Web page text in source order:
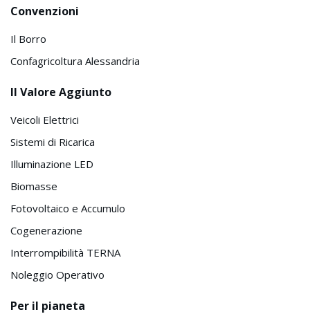
Convenzioni
Il Borro
Confagricoltura Alessandria
Il Valore Aggiunto
Veicoli Elettrici
Sistemi di Ricarica
Illuminazione LED
Biomasse
Fotovoltaico e Accumulo
Cogenerazione
Interrompibilità TERNA
Noleggio Operativo
Per il pianeta